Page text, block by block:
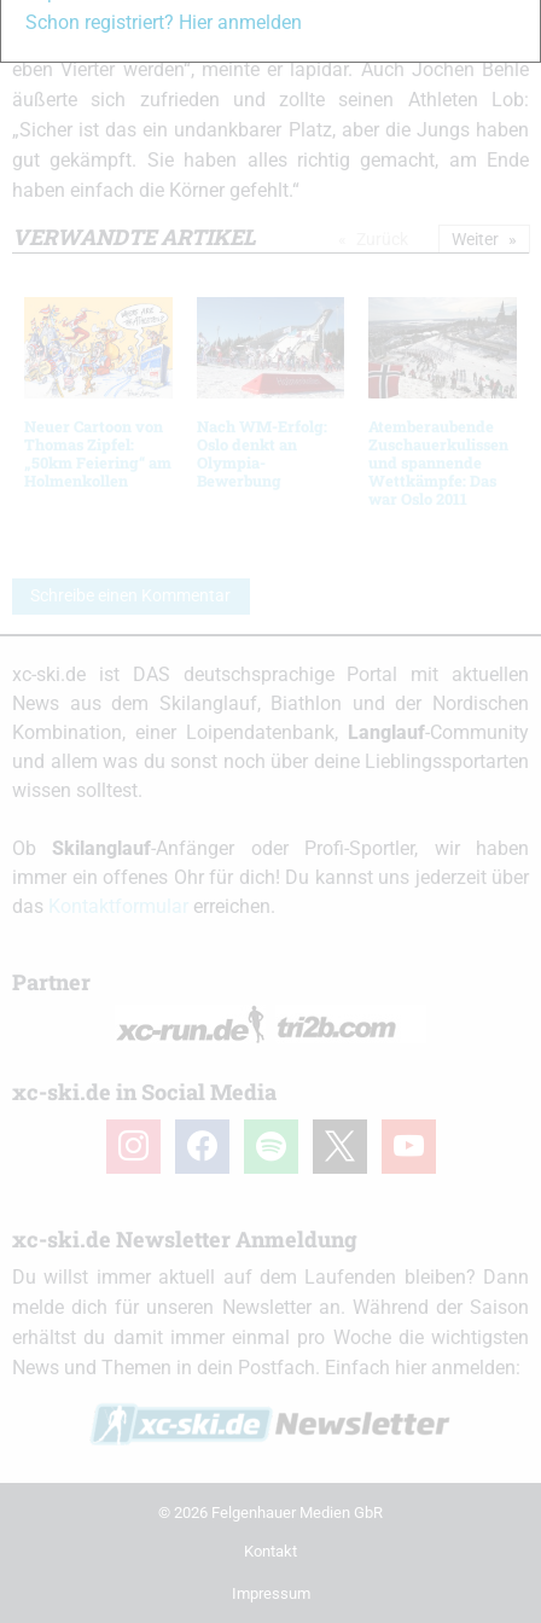
Monate und bin mit dem Rennverlauf sehr zufrieden. Ich
hätte uns auch eine Medaille gegönnt, aber einer musste
eben Vierter werden“, meinte er lapidar. Auch Jochen Behle
äußerte sich zufrieden und zollte seinen Athleten Lob:
„Sicher ist das ein undankbarer Platz, aber die Jungs haben
gut gekämpft. Sie haben alles richtig gemacht, am Ende
haben einfach die Körner gefehlt.“
VERWANDTE ARTIKEL
Neuer Cartoon von
Thomas Zipfel:
„50km Feiering“ am
Holmenkollen
Nach WM-Erfolg:
Oslo denkt an
Olympia-
Bewerbung
Atemberaubende
Zuschauerkulissen
und spannende
Wettkämpfe: Das
war Oslo 2011
Weiter
Schreibe einen Kommentar
xc-ski.de ist DAS deutschsprachige Portal mit aktuellen
News aus dem Skilanglauf, Biathlon und der Nordischen
Kombination, einer Loipendatenbank, Langlauf-Community
und allem was du sonst noch über deine Lieblingssportarten
wissen solltest.
Ob Skilanglauf-Anfänger oder Profi-Sportler, wir haben
immer ein offenes Ohr für dich! Du kannst uns jederzeit über
das
erreichen.
Partner
xc-ski.de in Social Media
instagramfacebook spotify youtube
xc-ski.de Newsletter Anmeldung
Du willst immer aktuell auf dem Laufenden bleiben? Dann
melde dich für unseren Newsletter an. Während der Saison
erhältst du damit immer einmal pro Woche die wichtigsten
News und Themen in dein Postfach. Einfach hier anmelden:
© 2026 Felgenhauer Medien GbR
Kontakt
Impressum
Schon registriert? Hier anmelden